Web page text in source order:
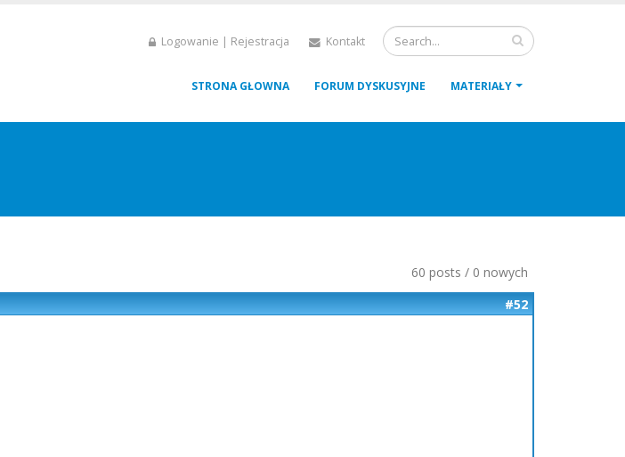
Logowanie | Rejestracja Kontakt
STRONA GŁOWNA FORUM DYSKUSYJNE MATERIAŁY
60 posts / 0 nowych
#52